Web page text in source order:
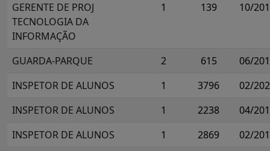
GERENTE DE PROJ
TECNOLOGIA DA
INFORMAÇÃO
1 139 10/
GUARDA-PARQUE 2 615
06/
INSPETOR DE ALUNOS
1 3796
02/
INSPETOR DE ALUNOS
1 2238
04/
INSPETOR DE ALUNOS
1 2869
02/